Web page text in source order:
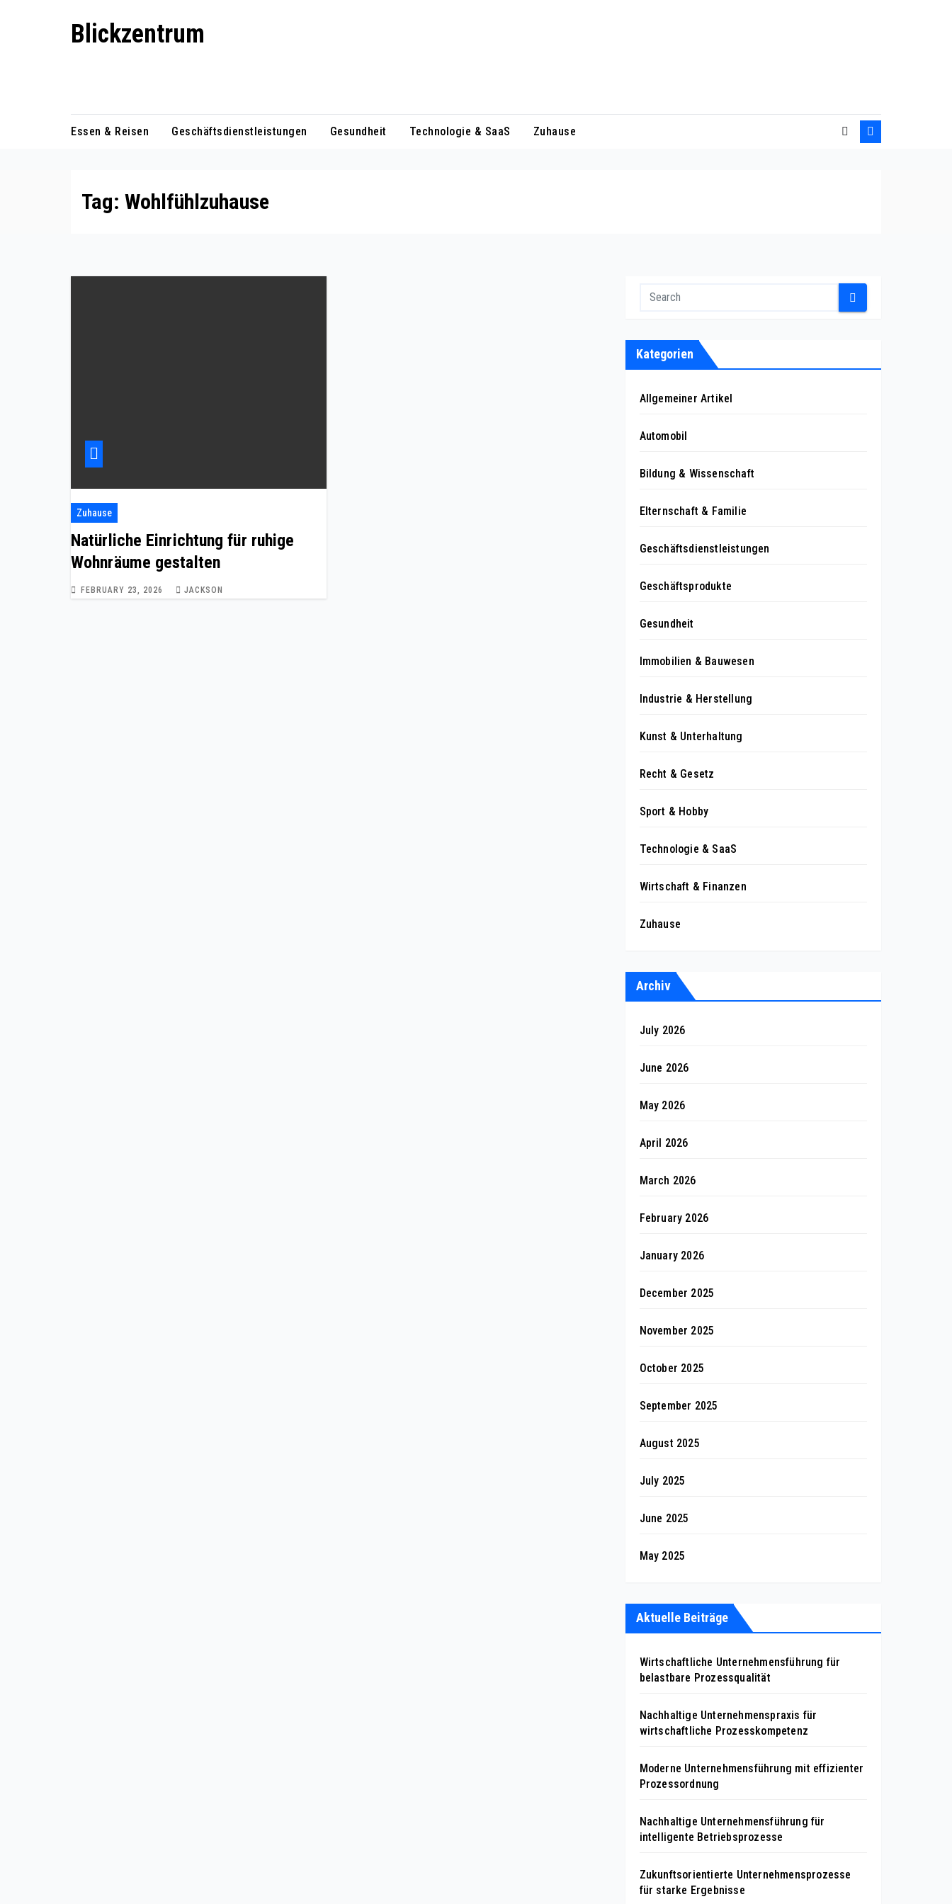
Blickzentrum
Essen & Reisen Geschäftsdienstleistungen Gesundheit Technologie & SaaS Zuhause
Tag: Wohlfühlzuhause
Zuhause
Natürliche Einrichtung für ruhige
Wohnräume gestalten
FEBRUARY 23, 2026 JACKSON
Kategorien
Allgemeiner Artikel
Automobil
Bildung & Wissenschaft
Elternschaft & Familie
Geschäftsdienstleistungen
Geschäftsprodukte
Gesundheit
Immobilien & Bauwesen
Industrie & Herstellung
Kunst & Unterhaltung
Recht & Gesetz
Sport & Hobby
Technologie & SaaS
Wirtschaft & Finanzen
Zuhause
Archiv
July 2026
June 2026
May 2026
April 2026
March 2026
February 2026
January 2026
December 2025
November 2025
October 2025
September 2025
August 2025
July 2025
June 2025
May 2025
Aktuelle Beiträge
Wirtschaftliche Unternehmensführung für
belastbare Prozessqualität
Nachhaltige Unternehmenspraxis für
wirtschaftliche Prozesskompetenz
Moderne Unternehmensführung mit effizienter
Prozessordnung
Nachhaltige Unternehmensführung für
intelligente Betriebsprozesse
Zukunftsorientierte Unternehmensprozesse
für starke Ergebnisse